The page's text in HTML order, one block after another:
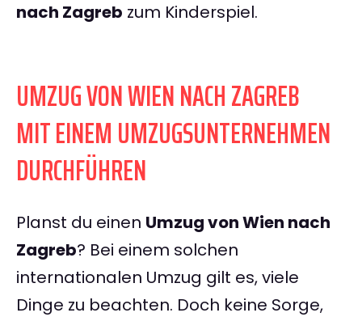
nach Zagreb zum Kinderspiel.
UMZUG VON WIEN NACH ZAGREB
MIT EINEM UMZUGSUNTERNEHMEN
DURCHFÜHREN
Planst du einen Umzug von Wien nach
Zagreb? Bei einem solchen
internationalen Umzug gilt es, viele
Dinge zu beachten. Doch keine Sorge,